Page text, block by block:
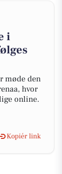
i
møde den
hvor
online.
Kopiér link